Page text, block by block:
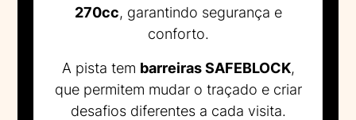
270cc, garantindo segurança e
conforto.
A pista tem barreiras SAFEBLOCK,
que permitem mudar o traçado e criar
desafios diferentes a cada visita.